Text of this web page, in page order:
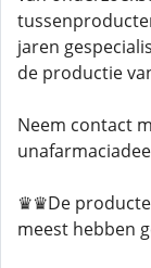
jaren
de productie
Neem contact
♛♛De
meest hebben